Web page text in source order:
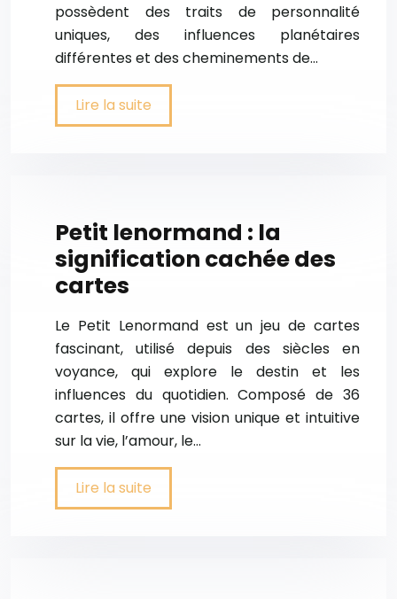
possèdent des traits de personnalité
uniques, des influences planétaires
différentes et des cheminements de…
Lire la suite
Petit lenormand : la
signification cachée des
cartes
Le Petit Lenormand est un jeu de cartes
fascinant, utilisé depuis des siècles en
voyance, qui explore le destin et les
influences du quotidien. Composé de 36
cartes, il offre une vision unique et intuitive
sur la vie, l’amour, le…
Lire la suite